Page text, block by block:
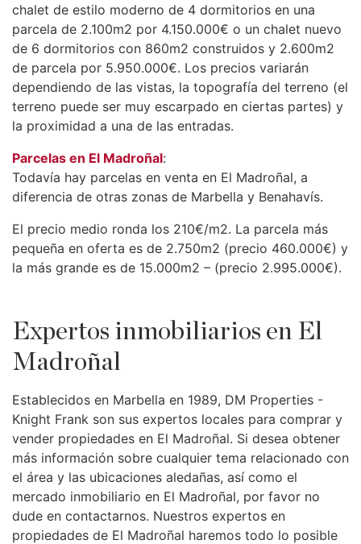
chalet de estilo moderno de 4 dormitorios en una
parcela de 2.100m2 por 4.150.000€ o un chalet nuevo
de 6 dormitorios con 860m2 construidos y 2.600m2
de parcela por 5.950.000€. Los precios variarán
dependiendo de las vistas, la topografía del terreno (el
terreno puede ser muy escarpado en ciertas partes) y
la proximidad a una de las entradas.
Parcelas en El Madroñal:
Todavía hay parcelas en venta en El Madroñal, a
diferencia de otras zonas de Marbella y Benahavís.
El precio medio ronda los 210€/m2. La parcela más
pequeña en oferta es de 2.750m2 (precio 460.000€) y
la más grande es de 15.000m2 – (precio 2.995.000€).
Expertos inmobiliarios en El
Madroñal
Establecidos en Marbella en 1989, DM Properties -
Knight Frank son sus expertos locales para comprar y
vender propiedades en El Madroñal. Si desea obtener
más información sobre cualquier tema relacionado con
el área y las ubicaciones aledañas, así como el
mercado inmobiliario en El Madroñal, por favor no
dude en contactarnos. Nuestros expertos en
propiedades de El Madroñal haremos todo lo posible